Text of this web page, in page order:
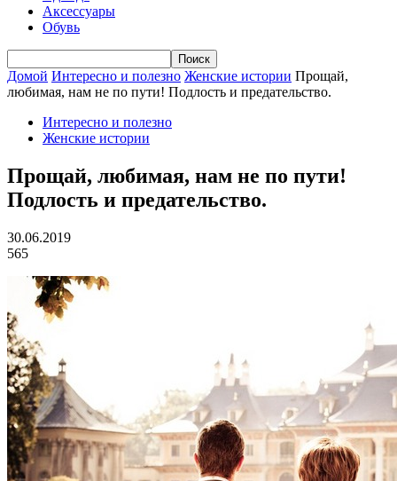
Аксессуары
Обувь
Домой Интересно и полезно Женские истории Прощай,
любимая, нам не по пути! Подлость и предательство.
Интересно и полезно
Женские истории
Прощай, любимая, нам не по пути!
Подлость и предательство.
30.06.2019
565